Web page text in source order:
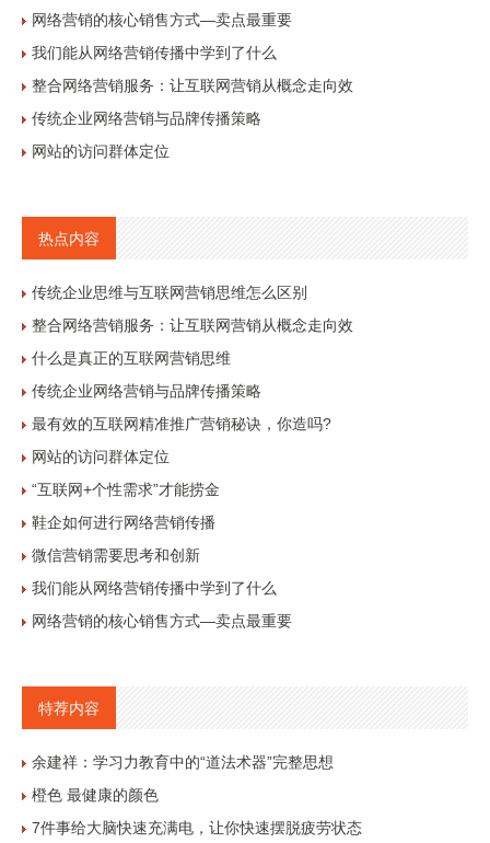
网络营销的核心销售方式—卖点最重要
我们能从网络营销传播中学到了什么
整合网络营销服务：让互联网营销从概念走向效
传统企业网络营销与品牌传播策略
网站的访问群体定位
热点内容
传统企业思维与互联网营销思维怎么区别
整合网络营销服务：让互联网营销从概念走向效
什么是真正的互联网营销思维
传统企业网络营销与品牌传播策略
最有效的互联网精准推广营销秘诀，你造吗?
网站的访问群体定位
“互联网+个性需求”才能捞金
鞋企如何进行网络营销传播
微信营销需要思考和创新
我们能从网络营销传播中学到了什么
网络营销的核心销售方式—卖点最重要
特荐内容
余建祥：学习力教育中的“道法术器”完整思想
橙色 最健康的颜色
7件事给大脑快速充满电，让你快速摆脱疲劳状态